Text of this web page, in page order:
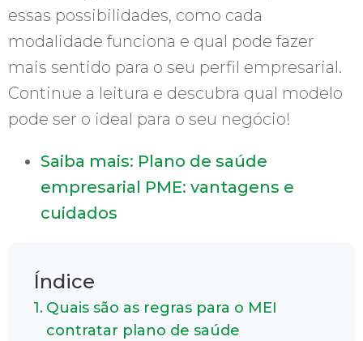
essas possibilidades, como cada
modalidade funciona e qual pode fazer
mais sentido para o seu perfil empresarial.
Continue a leitura e descubra qual modelo
pode ser o ideal para o seu negócio!
Saiba mais: Plano de saúde
empresarial PME: vantagens e
cuidados
Índice
Quais são as regras para o MEI
contratar plano de saúde